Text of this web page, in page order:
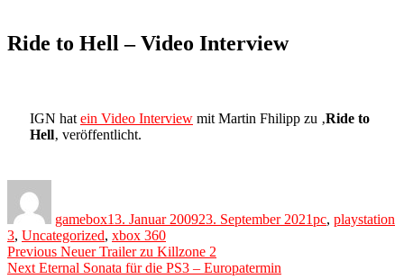
Ride to Hell – Video Interview
IGN hat ein Video Interview mit Martin Fhilipp zu ‚Ride to
Hell‚ veröffentlicht.
gamebox13. Januar 200923. September 2021pc, playstation
3, Uncategorized, xbox 360
Beitragsnavigation
Previous Previous
post:
Neuer Trailer zu Killzone 2
Next Next
Eternal Sonata für die PS3 – Europatermin